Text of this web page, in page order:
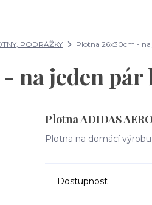
PODRÁŽKY Plotna 26x30cm - na
na jeden pár
Plotna ADIDAS
Plotna na domácí
Dostupnost